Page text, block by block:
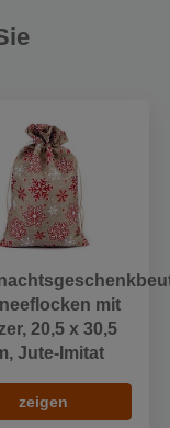
mit
20,5 x 30,5
Jute-Imitat
zeigen